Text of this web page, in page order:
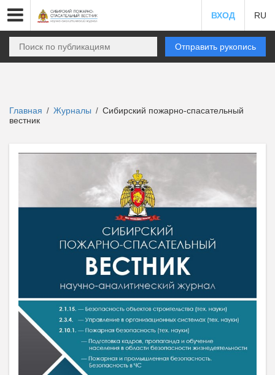
ВХОД RU
Отправить рукопись
Главная / Журналы / Сибирский пожарно-спасательный
вестник